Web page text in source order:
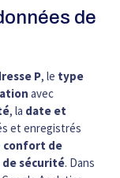
de
P, le type
avec
, la date et
et enregistrés
confort de
de sécurité. Dans